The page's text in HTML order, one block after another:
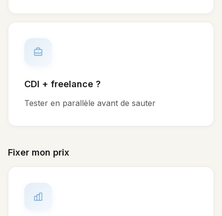
CDI + freelance ?
Tester en parallèle avant de sauter
Fixer mon prix